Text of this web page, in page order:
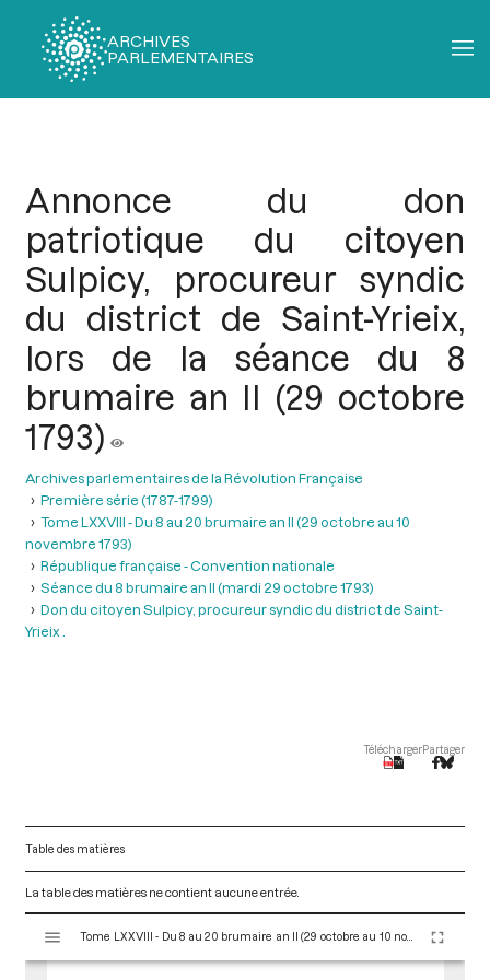
ARCHIVES
PARLEMENTAIRES
Annonce du don
patriotique du citoyen
Sulpicy, procureur syndic
du district de Saint-Yrieix,
lors de la séance du 8
brumaire an II (29 octobre
1793)
Archives parlementaires de la Révolution Française
Première série (1787-1799)
Tome LXXVIII - Du 8 au 20 brumaire an II (29 octobre au 10
novembre 1793)
République française - Convention nationale
Séance du 8 brumaire an II (mardi 29 octobre 1793)
Don du citoyen Sulpicy, procureur syndic du district de Saint-
Yrieix .
TéléchargerPartager
Table des matières
La table des matières ne contient aucune entrée.
s